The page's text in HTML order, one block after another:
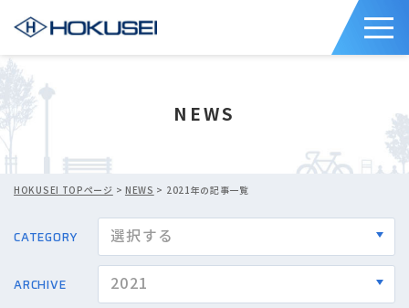
NEWS
HOKUSEI TOPページ > NEWS > 2021年の記事一覧
CATEGORY
ARCHIVE